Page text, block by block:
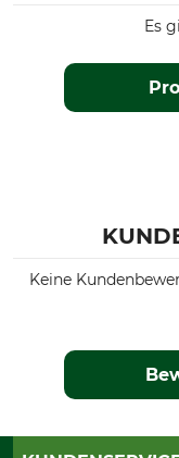
Es
Keine